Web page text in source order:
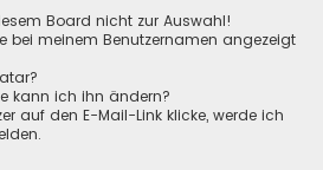
Board nicht zur Auswahl!
bei meinem Benutzernamen angezeigt
kann ich ihn ändern?
auf den E-Mail-Link klicke, werde ich